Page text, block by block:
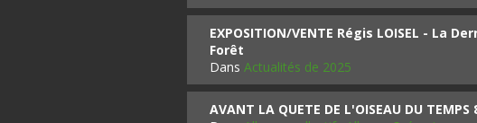
EXPOSITION/VENTE Régis LOISEL - La
Forêt
Dans Actualités de 2025
AVANT LA QUETE DE L'OISEAU DU TEMPS